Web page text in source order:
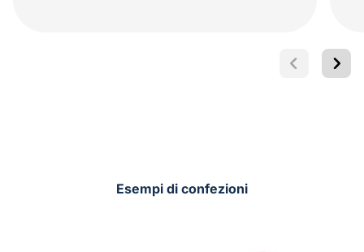
Esempi di confezioni